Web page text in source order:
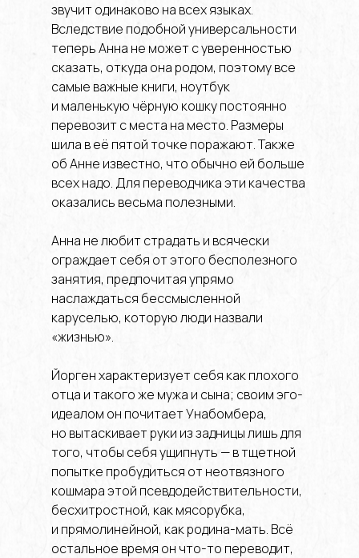
звучит одинаково на всех языках.
Вследствие подобной универсальности
теперь Анна не может с уверенностью
сказать, откуда она родом, поэтому все
самые важные книги, ноутбук
и маленькую чёрную кошку постоянно
перевозит с места на место. Размеры
шила в её пятой точке поражают. Также
об Анне известно, что обычно ей больше
всех надо. Для переводчика эти качества
оказались весьма полезными.
Анна не любит страдать и всячески
ограждает себя от этого бесполезного
занятия, предпочитая упрямо
наслаждаться бессмысленной
каруселью, которую люди назвали
«жизнью».
Йорген характеризует себя как плохого
отца и такого же мужа и сына; своим эго-
идеалом он почитает Унабомбера,
но вытаскивает руки из задницы лишь для
того, чтобы себя ущипнуть — в тщетной
попытке пробудиться от неотвязного
кошмара этой псевдодействительности,
бесхитростной, как мясорубка,
и прямолинейной, как родина-мать. Всё
остальное время он что-то переводит,